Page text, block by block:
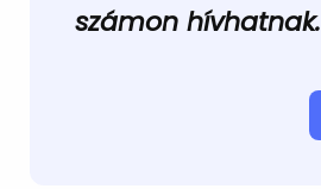
számon hívhatnak.